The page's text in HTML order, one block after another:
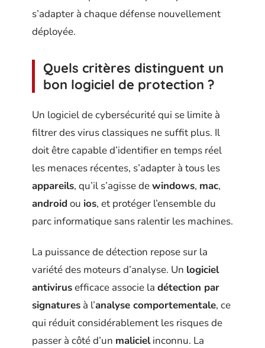
s’adapter à chaque défense nouvellement
déployée.
Quels critères distinguent un
bon logiciel de protection ?
Un logiciel de cybersécurité qui se limite à
filtrer des virus classiques ne suffit plus. Il
doit être capable d’identifier en temps réel
les menaces récentes, s’adapter à tous les
appareils, qu’il s’agisse dewindows, mac,
android ou ios, et protéger l’ensemble du
parc informatique sans ralentir les machines.
La puissance de détection repose sur la
variété des moteurs d’analyse. Un logiciel
antivirusefficace associe la détection par
signatures à l’analyse comportementale, ce
qui réduit considérablement les risques de
passer à côté d’un malicielinconnu. La